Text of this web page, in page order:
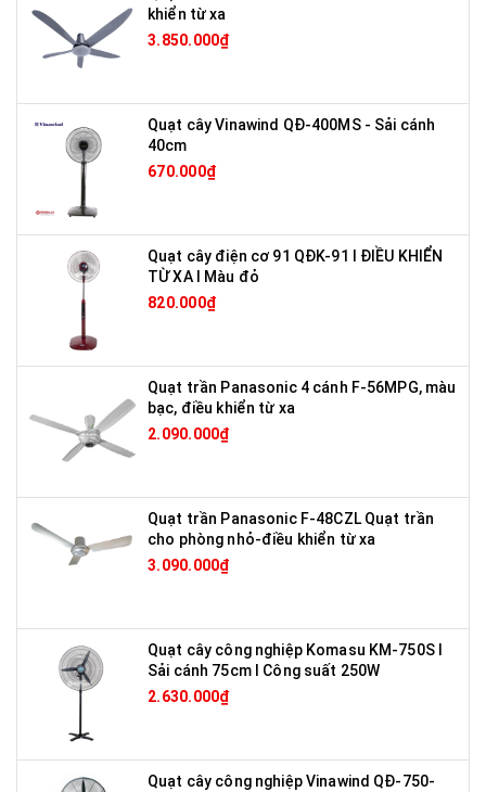
khiển từ xa
3.850.000₫
Quạt cây Vinawind QĐ-400MS - Sải cánh
40cm
670.000₫
Quạt cây điện cơ 91 QĐK-91 I ĐIỀU KHIỂN
TỪ XA I Màu đỏ
820.000₫
Quạt trần Panasonic 4 cánh F-56MPG, màu
bạc, điều khiển từ xa
2.090.000₫
Quạt trần Panasonic F-48CZL Quạt trần
cho phòng nhỏ-điều khiển từ xa
3.090.000₫
Quạt cây công nghiệp Komasu KM-750S I
Sải cánh 75cm I Công suất 250W
2.630.000₫
Quạt cây công nghiệp Vinawind QĐ-750-